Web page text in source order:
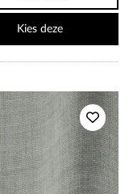
Kies deze